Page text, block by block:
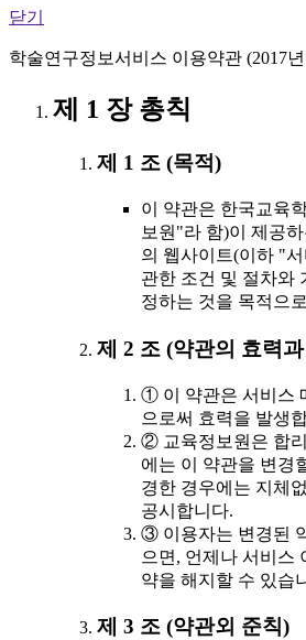
닫기
학술연구정보서비스 이용약관 (2017
제 1 장 총칙
제 1 조 (목적)
이 약관은 한국교육
보원"라 함)이 제공
의 웹사이트(이하 "
관한 조건 및 절차와
정하는 것을 목적으
제 2 조 (약관의 효력
① 이 약관은 서비스
으로써 효력을 발생
② 교육정보원은 합
에는 이 약관을 변경
경한 경우에는 지체
공시합니다.
③ 이용자는 변경된
으면, 언제나 서비스
약을 해지할 수 있습
제 3 조 (약관외 준칙)